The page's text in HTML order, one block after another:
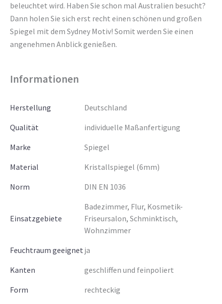
beleuchtet wird. Haben Sie schon mal Australien besucht?
Dann holen Sie sich erst recht einen schönen und großen
Spiegel mit dem Sydney Motiv! Somit werden Sie einen
angenehmen Anblick genießen.
Informationen
Herstellung
Deutschland
Qualität
individuelle Maßanfertigung
Marke
Spiegel
Material
Kristallspiegel (6mm)
Norm
DIN EN 1036
Einsatzgebiete
Badezimmer, Flur, Kosmetik-
Friseursalon, Schminktisch,
Wohnzimmer
Feuchtraum geeignet ja
Kanten
geschliffen und feinpoliert
Form
rechteckig